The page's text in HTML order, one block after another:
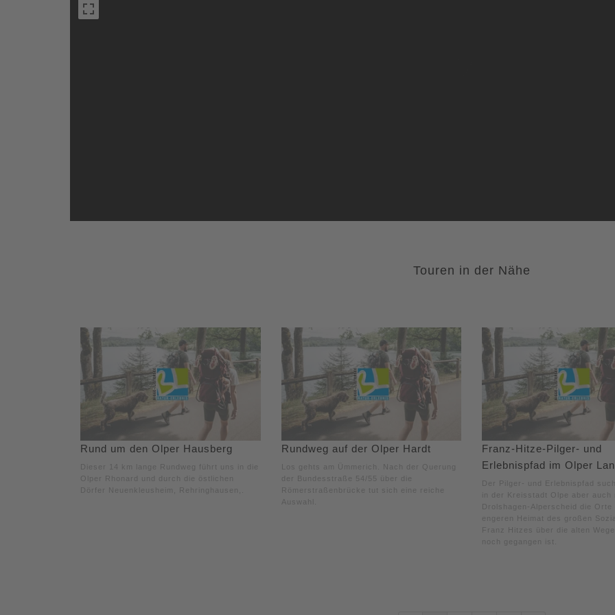
Touren in der Nähe
Rund um den Olper Hausberg
Dieser 14 km lange Rundweg führt uns in die
Olper Rhonard und durch die östlichen
Dörfer Neuenkleusheim, Rehringhausen,.
Rundweg auf der Olper Hardt
Los gehts am Ümmerich. Nach der Querung
der Bundesstraße 54/55 über die
Römerstraßenbrücke tut sich eine reiche
Auswahl.
Franz-Hitze-Pilger- und
Erlebnispfad im Olper
Der Pilger- und Erlebnispfad
in der Kreisstadt Olpe aber auch
Drolshagen-Alperscheid die Orte
engeren Heimat des großen
Franz Hitzes über die alten
noch gegangen ist.